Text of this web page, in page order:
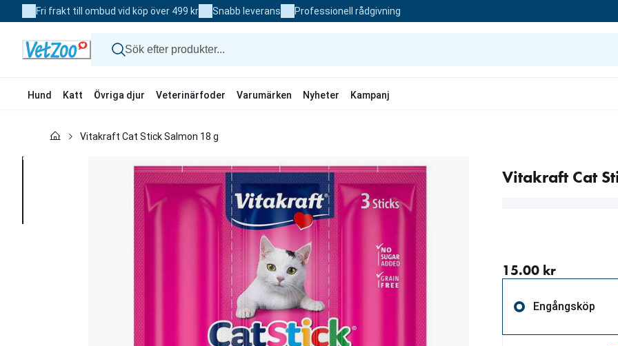
to
Fri frakt till ombud vid köp över 499 kr Snabb leverans Professionell rådgivning
Hund Katt Övriga djur Veterinärfoder Varumärken Nyheter Kampanj
Vitakraft Cat Stick Salmon 18 g
Vitakraft Cat
15.00 kr
Engångsköp